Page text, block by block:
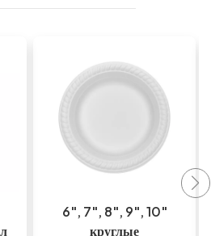
Круглая
биоразлагаемая